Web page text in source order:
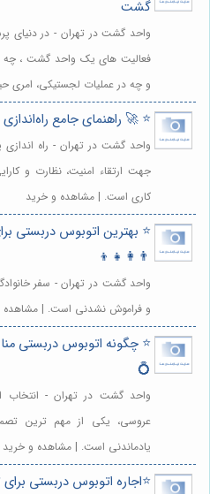
گشت
واحد گشت در تهران - در دنیای
فعالیت های یک واحد گشت ، چه
و چه در عملیات لجستیکی، امری
⭐️ 🚀 راهنمای جامع
واحد گشت در تهران - راه
جهت ارتقاء امنیت، نظارت و
کاری است. | مشاهده و خرید
⭐️ بهترین اتوبوس دربستی
👨‍👩‍👧‍👦
واحد گشت در تهران - سفر
و فراموش نشدنی است. | مشاهده
⭐️ چگونه اتوبوس دربستی
💍
واحد گشت در تهران - انتخاب
عروسی، یکی از مهم ترین
یادماندنی است. | مشاهده و خرید
⭐️اجاره اتوبوس دربستی